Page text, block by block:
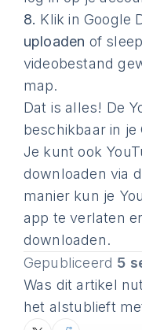
8. Klik in Google
uploaden of
videobestand
map.
Dat is alles! De
beschikbaar in je
Je kunt ook
downloaden via
manier kun je
app te verlaten
downloaden.
Gepubliceerd 5
Was dit artikel
het alstublieft